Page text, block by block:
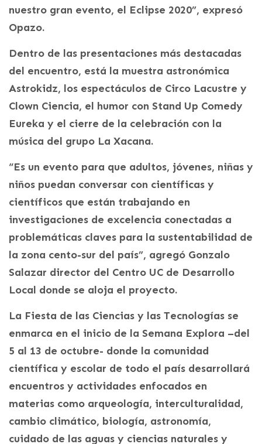
nuestro gran evento, el Eclipse 2020”, expresó
Opazo.
Dentro de las presentaciones más destacadas
del encuentro, está la muestra astronómica
Astrokidz, los espectáculos de Circo Lacustre y
Clown Ciencia, el humor con Stand Up Comedy
Eureka y el cierre de la celebración con la
música del grupo La Xacana.
“Es un evento para que adultos, jóvenes, niñas y
niños puedan conversar con científicas y
científicos que están trabajando en
investigaciones de excelencia conectadas a
problemáticas claves para la sustentabilidad de
la zona cento-sur del país”, agregó Gonzalo
Salazar director del Centro UC de Desarrollo
Local donde se aloja el proyecto.
La Fiesta de las Ciencias y las Tecnologías se
enmarca en el inicio de la Semana Explora –del
5 al 13 de octubre- donde la comunidad
científica y escolar de todo el país desarrollará
encuentros y actividades enfocados en
materias como arqueología, interculturalidad,
cambio climático, biología, astronomía,
cuidado de las aguas y ciencias naturales y